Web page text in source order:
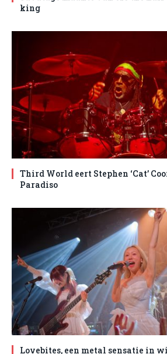
king
Third World eert Stephen ‘Cat’
Paradiso
Lovebites, een metal sensatie in